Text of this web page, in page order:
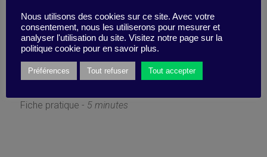
Stratégie de la fusion : je
me lance !
Fiche pratique - 5 minutes
Nous utilisons des cookies sur ce site. Avec votre
consentement, nous les utiliserons pour mesurer et
analyser l'utilisation du site. Visitez notre page sur la
politique cookie pour en savoir plus.
Préférences Tout refuser Tout accepter